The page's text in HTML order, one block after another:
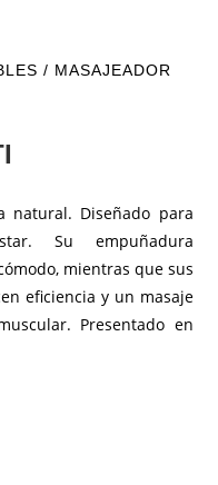
/ MASAJEADOR
natural. Diseñado para
Su empuñadura
mientras que sus
eficiencia y un masaje
Presentado en